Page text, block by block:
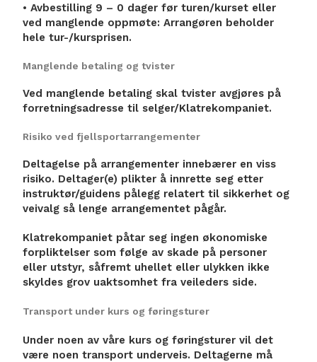
• Avbestilling 9 – 0 dager før turen/kurset eller
ved manglende oppmøte: Arrangøren beholder
hele tur-/kursprisen.
Manglende betaling og tvister
Ved manglende betaling skal tvister avgjøres på
forretningsadresse til selger/Klatrekompaniet.
Risiko ved fjellsportarrangementer
Deltagelse på arrangementer innebærer en viss
risiko. Deltager(e) plikter å innrette seg etter
instruktør/guidens pålegg relatert til sikkerhet og
veivalg så lenge arrangementet pågår.
Klatrekompaniet påtar seg ingen økonomiske
forpliktelser som følge av skade på personer
eller utstyr, såfremt uhellet eller ulykken ikke
skyldes grov uaktsomhet fra veileders side.
Transport under kurs og føringsturer
Under noen av våre kurs og føringsturer vil det
være noen transport underveis. Deltagerne må